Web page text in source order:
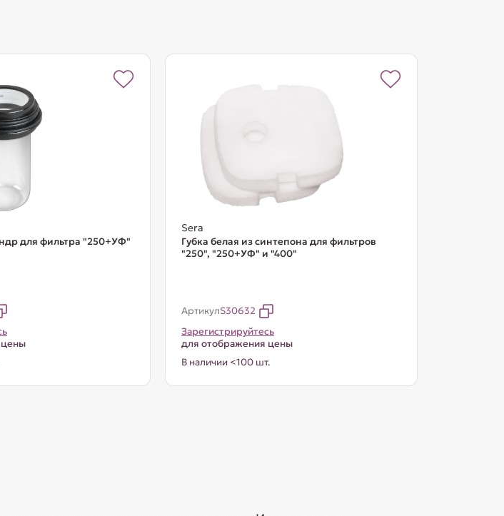
для фильтра "250+УФ"
Sera
Губка белая из синтепона для фильтров
"250", "250+УФ" и "400"
АртикулS30632
Зарегистрируйтесь
для отображения цены
В наличии <100 шт.